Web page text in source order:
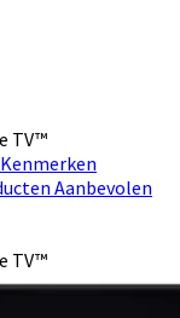
TV™
Kenmerken
Aanbevolen
TV™